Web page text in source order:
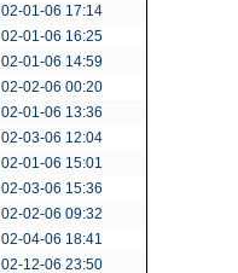
02-01-06 17:14
02-01-06 16:25
02-01-06 14:59
02-02-06 00:20
02-01-06 13:36
02-03-06 12:04
02-01-06 15:01
02-03-06 15:36
02-02-06 09:32
02-04-06 18:41
02-12-06 23:50